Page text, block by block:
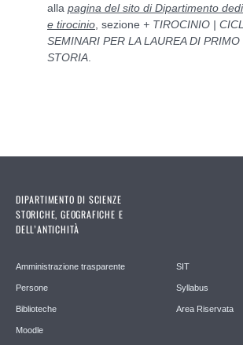
alla pagina del sito di Dipartimento
e tirocinio , sezione + TIROCINIO |
SEMINARI PER LA LAUREA DI
STORIA
DIPARTIMENTO DI SCIENZE
STORICHE, GEOGRAFICHE E
DELL’ANTICHITÀ
Amministrazione trasparente
Persone
Biblioteche
Moodle
SIT
Syllabus
Area Riservata